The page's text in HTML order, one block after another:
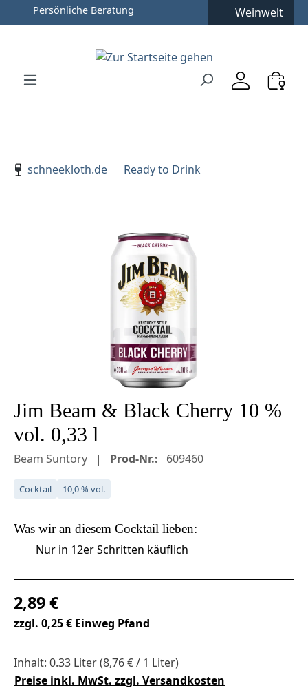
Zum Hauptinhalt springen
Zur Hauptnavigation springen
Persönliche Beratung Weinwelt
schneekloth.de
Ready to Drink
Bildergalerie überspringen
Jim Beam & Black Cherry 10 %
vol. 0,33 l
Beam Suntory Prod-Nr.: 609460
Cocktail 10,0 % vol.
Was wir an diesem Cocktail lieben:
Nur in 12er Schritten käuflich
Regulärer Preis:
2,89 €
zzgl. 0,25 € Einweg Pfand
Inhalt: 0.33 Liter(8,76 € / 1 Liter)
Preise inkl. MwSt. zzgl. Versandkosten